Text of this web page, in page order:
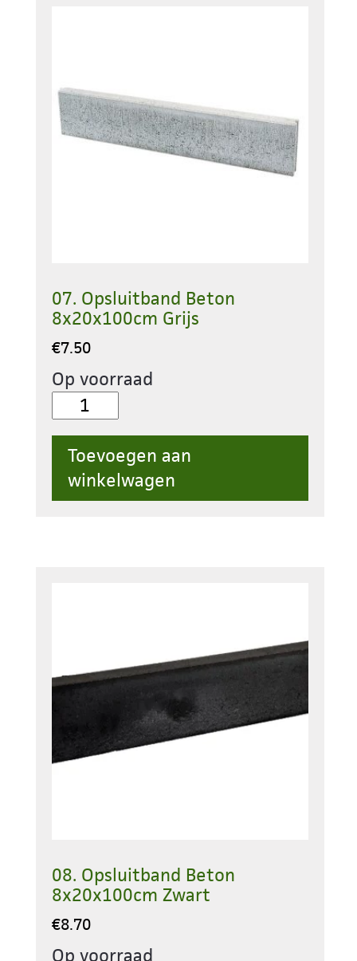
07. Opsluitband Beton
8x20x100cm Grijs
€7.50
Op voorraad
Beton
8x20x100cm
Grijs
Toevoegen aan
winkelwagen
08. Opsluitband Beton
8x20x100cm Zwart
€8.70
Op voorraad